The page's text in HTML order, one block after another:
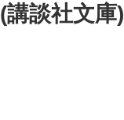
講談社文庫)